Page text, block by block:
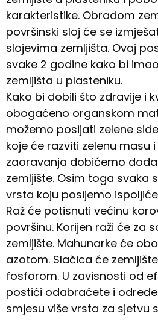
karakteristike. Obradom
površinski sloj će se
slojevima zemljišta. Ovaj
svake 2 godine kako bi
zemljišta u plasteniku.
Kako bi dobili što zdravije i
obogaćeno organskom
možemo posijati zelene
koje će razviti zelenu masu
zaoravanja dobićemo
zemljište. Osim toga svaka
vrsta koju posijemo
Raž će potisnuti većinu
površinu. Korijen raži će za
zemljište. Mahunarke će
azotom. Slačica će
fosforom. U zavisnosti od
postići odabraćete i
smjesu više vrsta za sjetvu